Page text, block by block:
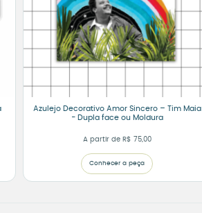
Azulejo Decorativo Amor Sincero – Tim Maia
- Dupla face ou Moldura
A partir de R$ 75,00
Conhecer a peça